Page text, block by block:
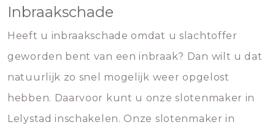
Inbraakschade
Heeft u inbraakschade omdat u slachtoffer
geworden bent van een inbraak? Dan wilt u dat
natuurlijk zo snel mogelijk weer opgelost
hebben. Daarvoor kunt u onze slotenmaker in
Lelystad inschakelen. Onze slotenmaker in